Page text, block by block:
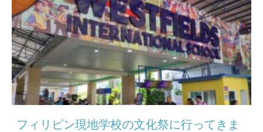
フィリピン現地学校の文化祭に行ってきま